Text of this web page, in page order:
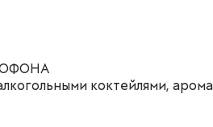
коктейлями,